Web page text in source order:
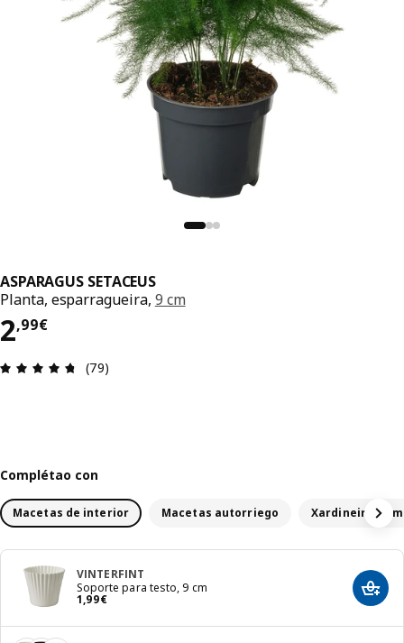
ASPARAGUS SETACEUS
Planta, esparragueira, 9 cm
2,99€
2,99€
Recensión: 4.7 de 5 estrelas. Revisións totais: 79
(79)
Complétao con
Macetas de interior Macetas autorriego
VINTERFINT
Soporte para testo, 9 cm
1,99€
1,99€